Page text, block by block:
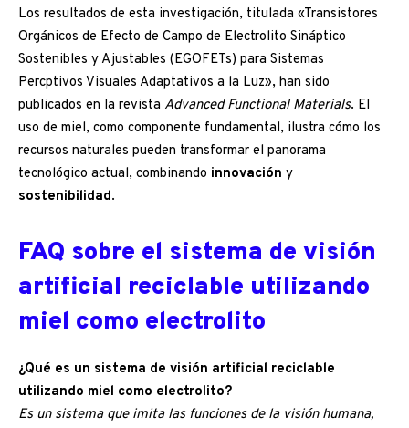
Los resultados de esta investigación, titulada «Transistores
Orgánicos de Efecto de Campo de Electrolito Sináptico
Sostenibles y Ajustables (EGOFETs) para Sistemas
Percptivos Visuales Adaptativos a la Luz», han sido
publicados en la revista Advanced Functional Materials. El
uso de miel, como componente fundamental, ilustra cómo los
recursos naturales pueden transformar el panorama
tecnológico actual, combinando innovación y
sostenibilidad.
FAQ sobre el sistema de visión
artificial reciclable utilizando
miel como electrolito
¿Qué es un sistema de visión artificial reciclable
utilizando miel como electrolito?
Es un sistema que imita las funciones de la visión humana,